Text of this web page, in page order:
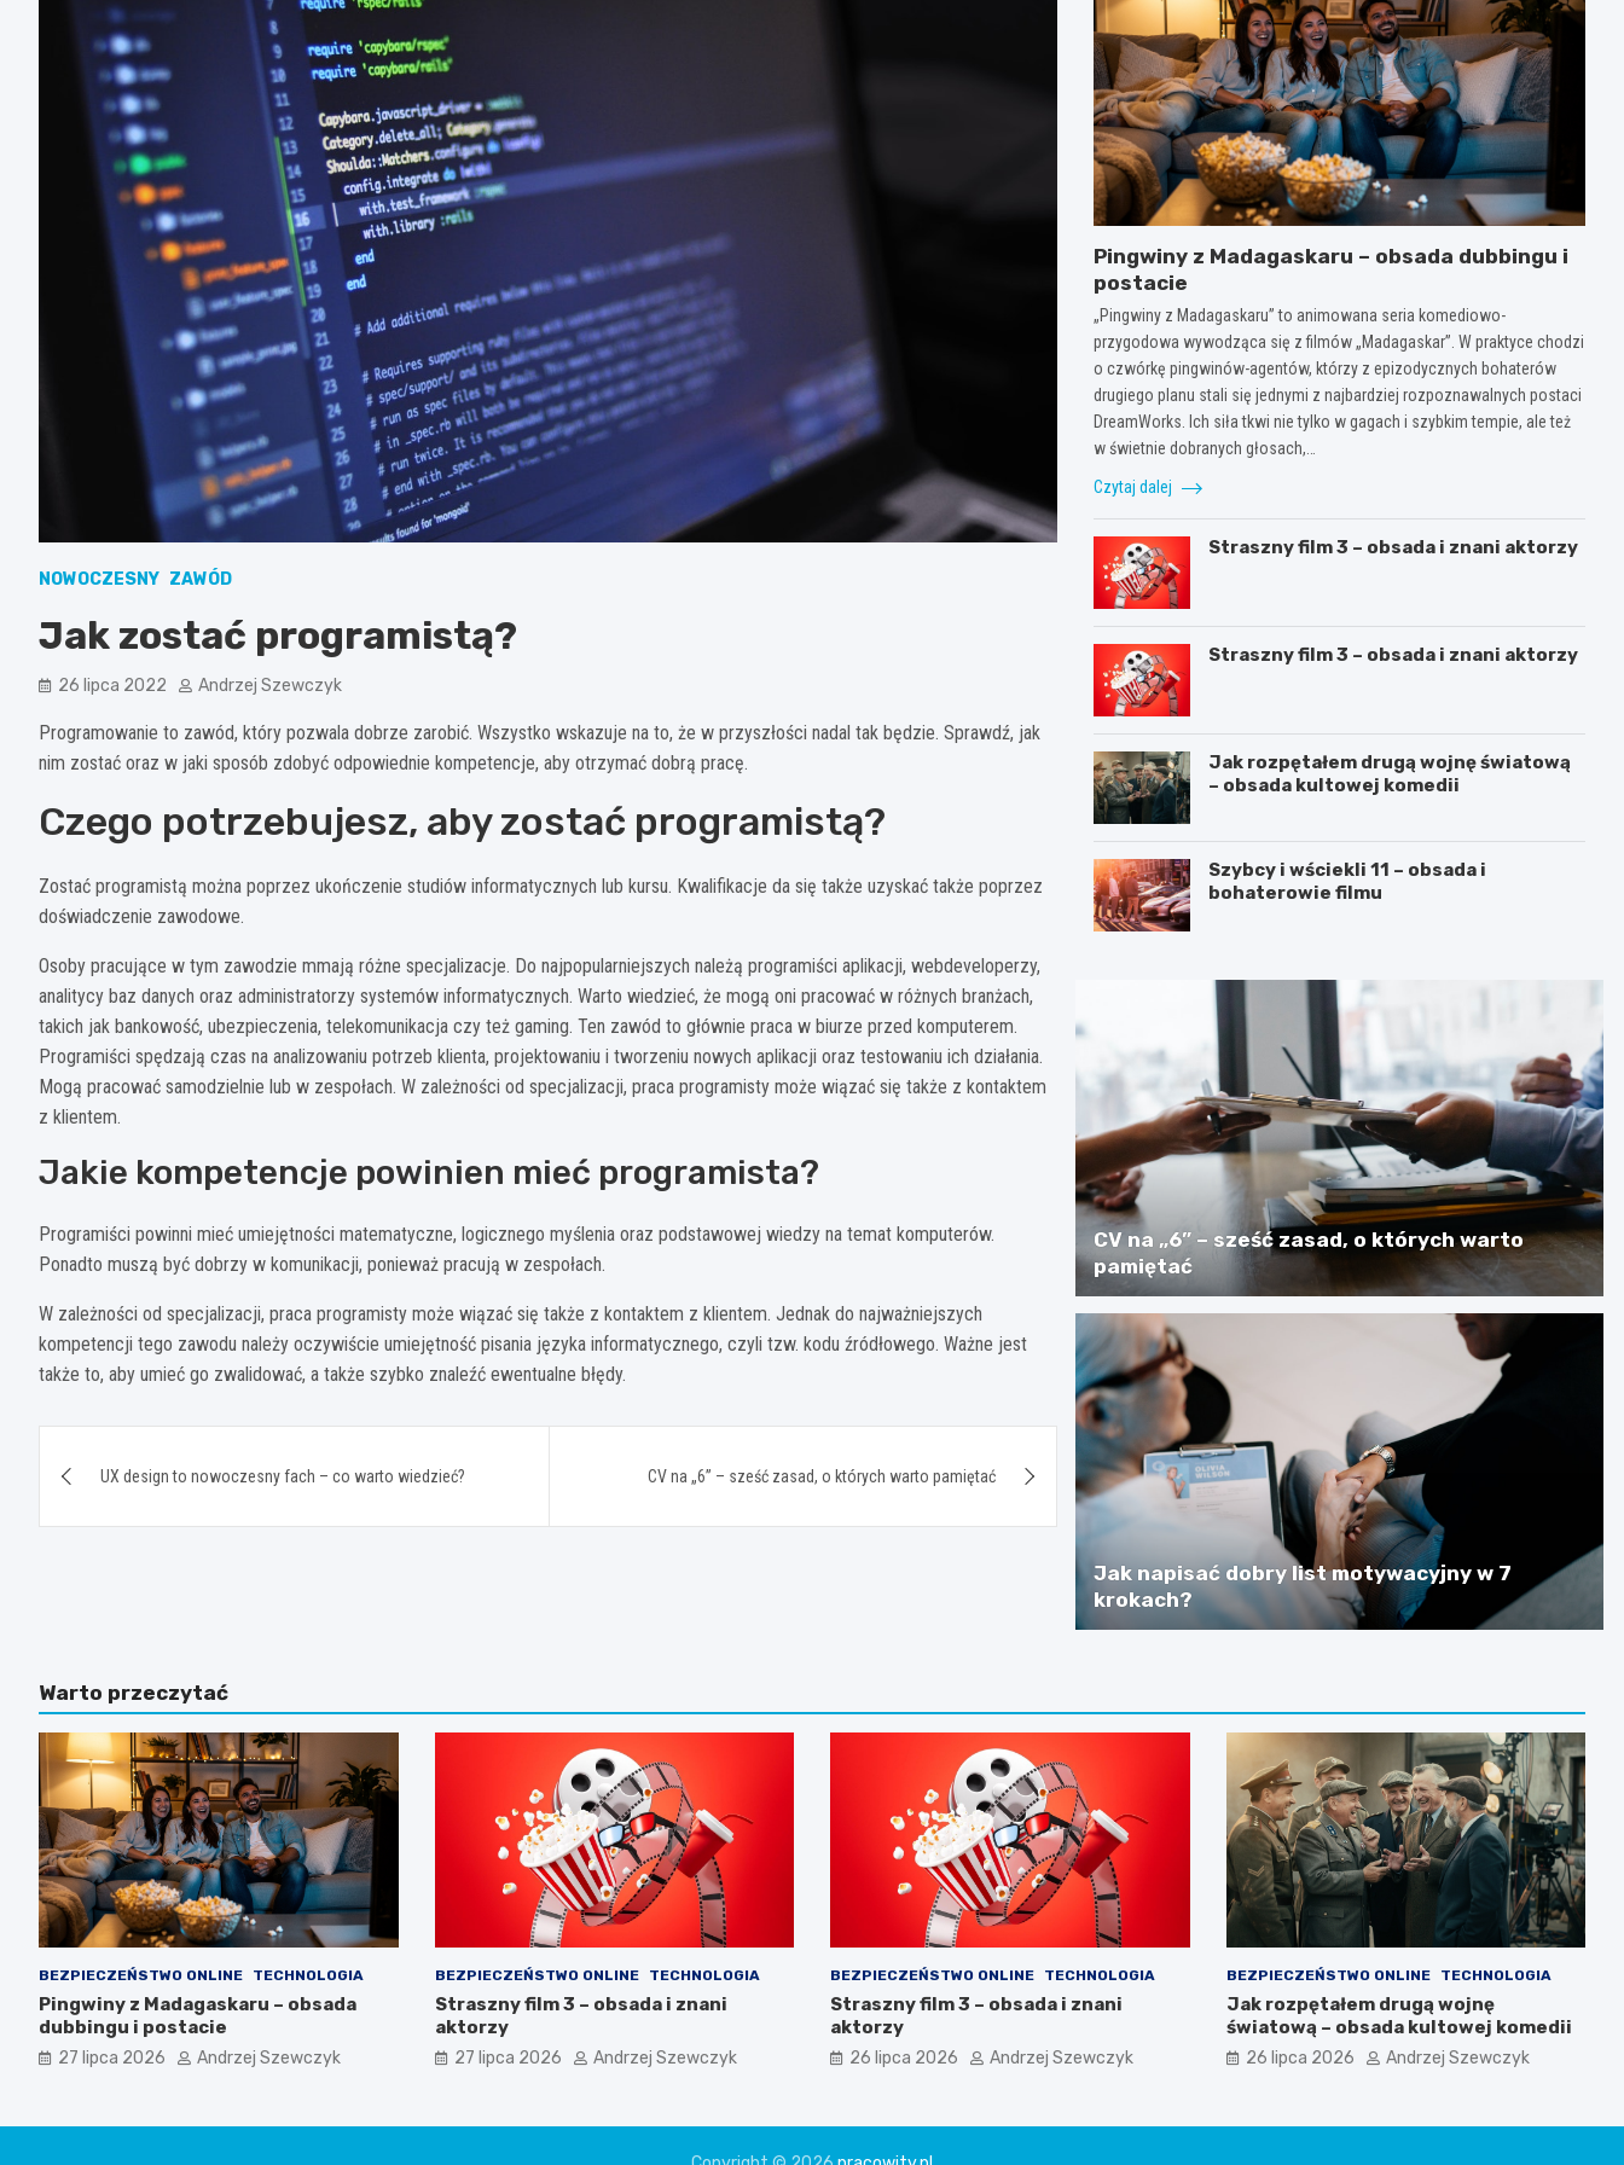
NOWOCZESNY ZAWÓD
Jak zostać programistą?
26 lipca 2022 Andrzej Szewczyk
Programowanie to zawód, który pozwala dobrze zarobić. Wszystko wskazuje na to, że w przyszłości nadal tak będzie. Sprawdź, jak
nim zostać oraz w jaki sposób zdobyć odpowiednie kompetencje, aby otrzymać dobrą pracę.
Czego potrzebujesz, aby zostać programistą?
Zostać programistą można poprzez ukończenie studiów informatycznych lub kursu. Kwalifikacje da się także uzyskać także poprzez
doświadczenie zawodowe.
Osoby pracujące w tym zawodzie mmają różne specjalizacje. Do najpopularniejszych należą programiści aplikacji, webdeveloperzy,
analitycy baz danych oraz administratorzy systemów informatycznych. Warto wiedzieć, że mogą oni pracować w różnych branżach,
takich jak bankowość, ubezpieczenia, telekomunikacja czy też gaming. Ten zawód to głównie praca w biurze przed komputerem.
Programiści spędzają czas na analizowaniu potrzeb klienta, projektowaniu i tworzeniu nowych aplikacji oraz testowaniu ich działania.
Mogą pracować samodzielnie lub w zespołach. W zależności od specjalizacji, praca programisty może wiązać się także z kontaktem
z klientem.
Jakie kompetencje powinien mieć programista?
Programiści powinni mieć umiejętności matematyczne, logicznego myślenia oraz podstawowej wiedzy na temat komputerów.
Ponadto muszą być dobrzy w komunikacji, ponieważ pracują w zespołach.
W zależności od specjalizacji, praca programisty może wiązać się także z kontaktem z klientem. Jednak do najważniejszych
kompetencji tego zawodu należy oczywiście umiejętność pisania języka informatycznego, czyli tzw. kodu źródłowego. Ważne jest
także to, aby umieć go zwalidować, a także szybko znaleźć ewentualne błędy.
wpisu
UX design to nowoczesny fach – co warto wiedzieć? CV na „6” – sześć zasad, o których warto pamiętać
Pingwiny z Madagaskaru – obsada dubbingu i
postacie
„Pingwiny z Madagaskaru” to animowana seria komediowo-
przygodowa wywodząca się z filmów „Madagaskar”. W praktyce chodzi
o czwórkę pingwinów-agentów, którzy z epizodycznych bohaterów
drugiego planu stali się jednymi z najbardziej rozpoznawalnych postaci
DreamWorks. Ich siła tkwi nie tylko w gagach i szybkim tempie, ale też
w świetnie dobranych głosach,…
Czytaj dalej
Straszny film 3 – obsada i znani aktorzy
Straszny film 3 – obsada i znani aktorzy
Jak rozpętałem drugą wojnę światową
– obsada kultowej komedii
Szybcy i wściekli 11 – obsada i
bohaterowie filmu
CV na „6” – sześć zasad, o których warto
pamiętać
Jak napisać dobry list motywacyjny w 7
krokach?
Warto przeczytać
BEZPIECZEŃSTWO ONLINE TECHNOLOGIA
Pingwiny z Madagaskaru – obsada
dubbingu i postacie
27 lipca 2026 Andrzej Szewczyk
BEZPIECZEŃSTWO ONLINE TECHNOLOGIA
Straszny film 3 – obsada i znani
aktorzy
27 lipca 2026 Andrzej Szewczyk
BEZPIECZEŃSTWO ONLINE TECHNOLOGIA
Straszny film 3 – obsada i znani
aktorzy
26 lipca 2026 Andrzej Szewczyk
BEZPIECZEŃSTWO ONLINE TECHNOLOGIA
Jak rozpętałem drugą wojnę
światową – obsada kultowej komedii
26 lipca 2026 Andrzej Szewczyk